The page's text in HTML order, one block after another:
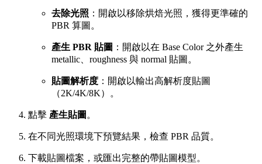
去除光照 ：開啟以移除烘焙光照，獲得更準確的
PBR 算圖。
產生 PBR 貼圖 ：開啟以在 Base Color 之外產生
metallic、roughness 與 normal 貼圖。
貼圖解析度 ：開啟以輸出高解析度貼圖
（2K/4K/8K）。
點擊 產生貼圖 。
在不同光照環境下預覽結果，檢查 PBR 品質。
下載貼圖檔案，或匯出完整的帶貼圖模型。